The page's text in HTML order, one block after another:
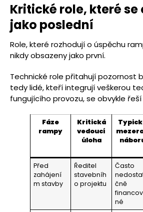
Kritické role, které se
jako poslední
Role, které rozhodují o úspěchu
nikdy obsazeny jako první.
Technické role přitahují pozornost
tedy lidé, kteří integrují veškerou
fungujícího provozu, se obvykle
Fáze
rampy
Kritická
vedoucí
úloha
Před
zahájení
m stavby
Ředitel
stavebníh
o projektu
Často
čně
né